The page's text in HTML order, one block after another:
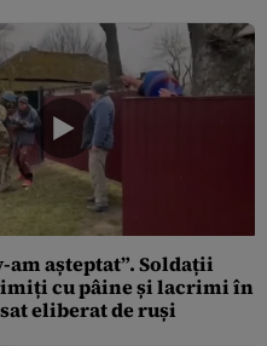
am așteptat”. Soldații
cu pâine și lacrimi în
eliberat de ruși